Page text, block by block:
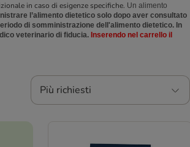
in caso di esigenze specifiche. Un alimento
l’alimento dietetico solo dopo aver consultato
di somministrazione dell'alimento dietetico. In
veterinario di fiducia. Inserendo nel carrello il
Più richiesti